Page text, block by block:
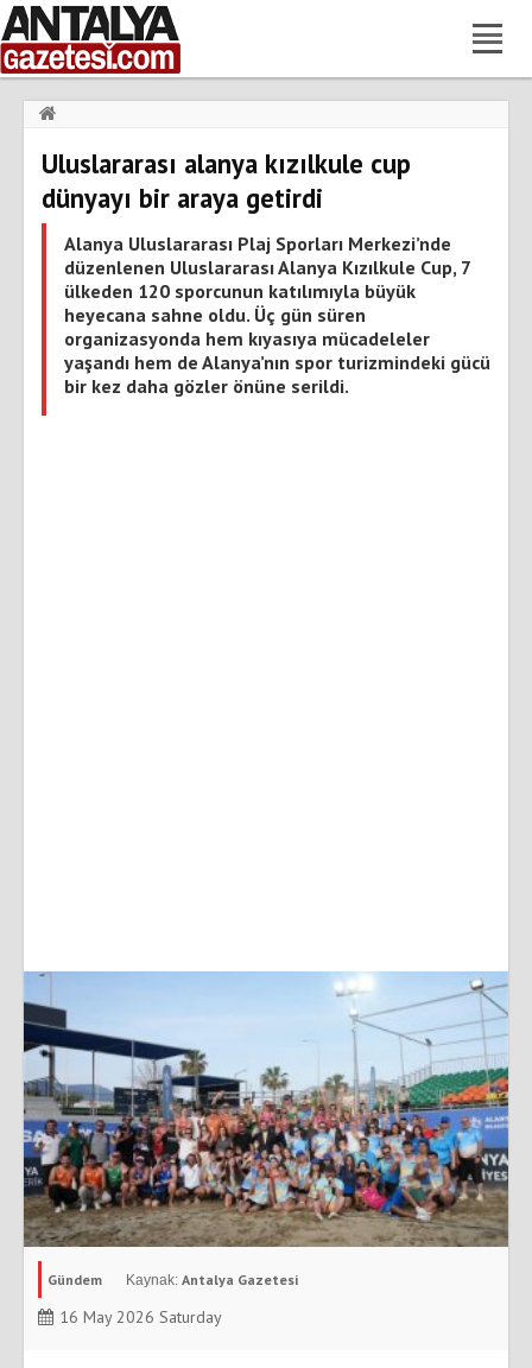
Uluslararası alanya kızılkule cup dünyayı bir araya getirdi
Uluslararası alanya kızılkule cup
dünyayı bir araya getirdi
Alanya Uluslararası Plaj Sporları Merkezi’nde
düzenlenen Uluslararası Alanya Kızılkule Cup, 7
ülkeden 120 sporcunun katılımıyla büyük
heyecana sahne oldu. Üç gün süren
organizasyonda hem kıyasıya mücadeleler
yaşandı hem de Alanya’nın spor turizmindeki gücü
bir kez daha gözler önüne serildi.
Gündem Antalya Gazetesi
16 May 2026 Saturday